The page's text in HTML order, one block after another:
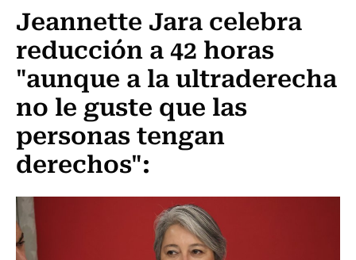
Jeannette Jara celebra
reducción a 42 horas
"aunque a la ultraderecha
no le guste que las
personas tengan
derechos":